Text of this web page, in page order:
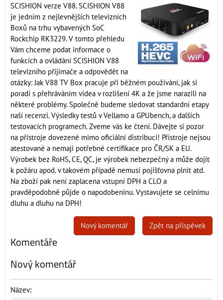
SCISHION verze V88. SCISHION V88
je jedním z nejlevnějších televizních
Boxů na trhu vybavených SoC
Rockchip RK3229. V tomto přehledu
Vám chceme podat informace o
funkcích a ovládání SCISHION V88
televizního přijímače a odpovědět na
otázky: Jak V88 TV Box pracuje při běžném používání, jak si
poradí s přehráváním videa v rozlišení 4K a že jsme narazili na
některé problémy. Společně budeme sledovat standardní etapy
naší recenzi. Výsledky testů v Vellamo a GPUbench, a dalších
testovacích programech. Zveme vás ke čtení. Dávejte si pozor
na přístroje dovezené mimo oficiální distribuci! Přístroje nejsou
atestované a nemaji potřebné certifikace pro ČR/SK a EU.
Výrobek bez RoHS, CE, QC, je výrobek nebezpečný a může dojít
k požáru apod. v takovém případě nemusí pojišťovna plnit atd.
Na zboží pak není zaplacena vstupní DPH a CLO a
pravděpodobně půjde o napodobeninu. Vystavujete se celnímu
dluhu a dluhu na DPH!
Zpět na příspěvek
Nový komentář
Komentáře
Nový komentář
Název: